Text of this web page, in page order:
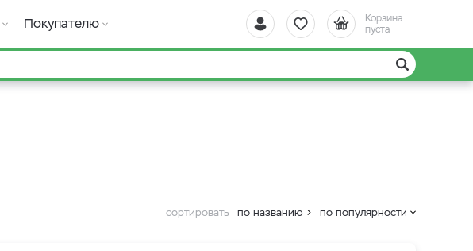
Корзина
пуста
Покупателю
сортировать по названию по популярности